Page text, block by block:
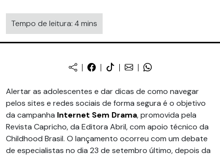
Tempo de leitura: 4 mins
Alertar as adolescentes e dar dicas de como navegar
pelos sites e redes sociais de forma segura é o objetivo
da campanha Internet Sem Drama, promovida pela
Revista Capricho, da Editora Abril, com apoio técnico da
Childhood Brasil. O lançamento ocorreu com um debate
de especialistas no dia 23 de setembro último, depois da